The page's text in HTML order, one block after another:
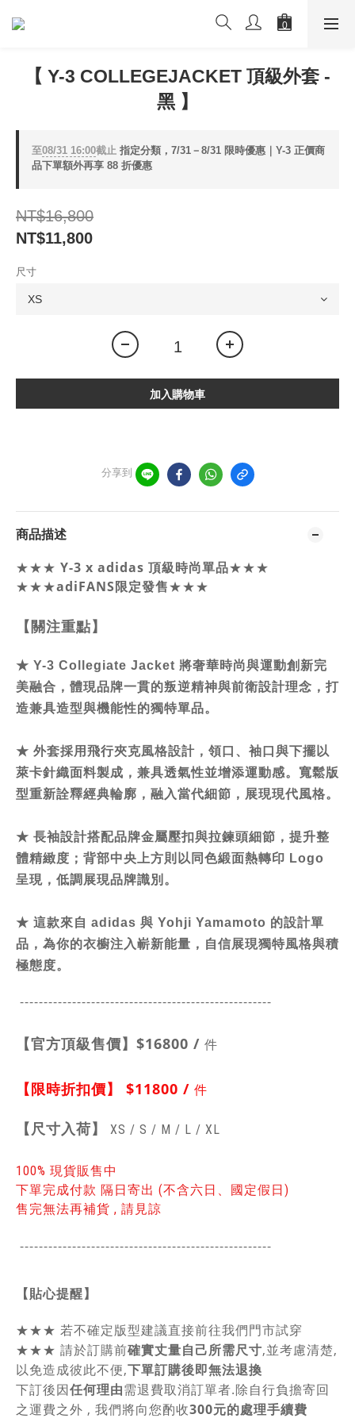
【 Y-3 COLLEGEJACKET 頂級外套 -
黑 】
至08/31 16:00截止 指定分類，7/31－8/31 限時優惠｜Y-3 正價商
品下單額外再享 88 折優惠
NT$16,800
NT$11,800
尺寸
加入購物車
分享到
商品描述
★★★ Y-3 x adidas 頂級時尚單品★★★
★★★adiFANS限定發售★★★
【關注重點】
★ Y-3 Collegiate Jacket 將奢華時尚與運動創新完
美融合，體現品牌一貫的叛逆精神與前衛設計理念，打
造兼具造型與機能性的獨特單品。
★ 外套採用飛行夾克風格設計，領口、袖口與下擺以
萊卡針織面料製成，兼具透氣性並增添運動感。寬鬆版
型重新詮釋經典輪廓，融入當代細節，展現現代風格。
★ 長袖設計搭配品牌金屬壓扣與拉鍊頭細節，提升整
體精緻度；背部中央上方則以同色緞面熱轉印 Logo
呈現，低調展現品牌識別。
★ 這款來自 adidas 與 Yohji Yamamoto 的設計單
品，為你的衣櫥注入嶄新能量，自信展現獨特風格與積
極態度。
-----------------------------------------------------
【官方頂級售價】 $16800 / 件
【限時折扣價】 $11800 / 件
【 尺寸入荷】 XS / S / M / L / XL
100% 現貨販售中
下單完成付款 隔日寄出 (不含六日、國定假日)
售完無法再補貨 , 請見諒
-----------------------------------------------------
【貼心提醒】
★★★ 若不確定版型建議直接前往我們門市試穿
★★★ 請於訂購前確實丈量自己所需尺寸,並考慮清楚,
以免造成彼此不便,下單訂購後即無法退換
下訂後因任何理由需退費取消訂單者.除自行負擔寄回
之運費之外 , 我們將向您酌收300元的處理手續費